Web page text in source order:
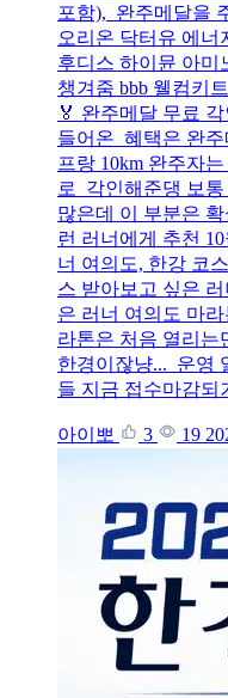
포함), 완주메달을
오리온 닥터유 에너
후디스 하이뮨 아미
챙겨줌 bbb 웰컴키
🏅 완주메달 무료
들어온 혜택은 완주
프랑 10km 완주자
로 각인해준댕 보
많은데 이 부분은
런 러너에게 추천
너 여의도, 한강 코
스 받아보고 싶은
은 러너 여의도 마
라톤은 처음 열리는
한경이잖냥... 운영
들 지금 접수마감되
아이뽀 3 19